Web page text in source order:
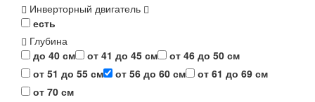
Инверторный двигатель
есть
Глубина
до 40 см
от 41 до 45 см
от 46 до 50 см
от 51 до 55 см
от 56 до 60 см
от 61 до 69 см
от 70 см